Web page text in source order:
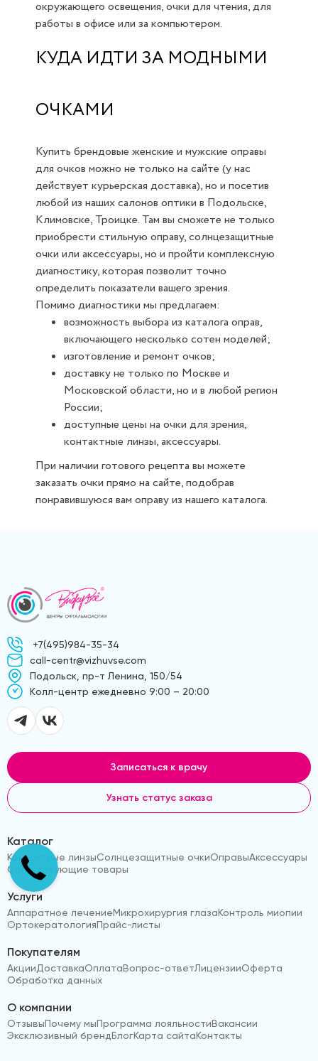
окружающего освещения, очки для чтения, для
работы в офисе или за компьютером.
КУДА ИДТИ ЗА МОДНЫМИ
ОЧКАМИ
Купить брендовые женские и мужские оправы
для очков можно не только на сайте (у нас
действует курьерская доставка), но и посетив
любой из наших салонов оптики в Подольске,
Климовске, Троицке. Там вы сможете не только
приобрести стильную оправу, солнцезащитные
очки или аксессуары, но и пройти комплексную
диагностику, которая позволит точно
определить показатели вашего зрения.
Помимо диагностики мы предлагаем:
возможность выбора из каталога оправ,
включающего несколько сотен моделей;
изготовление и ремонт очков;
доставку не только по Москве и
Московской области, но и в любой регион
России;
доступные цены на очки для зрения,
контактные линзы, аксессуары.
При наличии готового рецепта вы можете
заказать очки прямо на сайте, подобрав
понравившуюся вам оправу из нашего каталога.
+7(495)984-35-34
call-centr@vizhuvse.com
Подольск, пр-т Ленина, 150/54
Kолл-центр ежедневно 9:00 – 20:00
Записаться к врачу
Узнать статус заказа
Каталог
Контактные линзыСолнцезащитные очкиОправыАксессуары
Сопутствующие товары
Услуги
Аппаратное лечениеМикрохирургия глазаКонтроль миопии
ОртокератологияПрайс-листы
Покупателям
АкцииДоставкаОплатаВопрос-ответЛицензииОферта
Обработка данных
О компании
ОтзывыПочему мыПрограмма лояльностиВакансии
Эксклюзивный брендБлогКарта сайтаКонтакты